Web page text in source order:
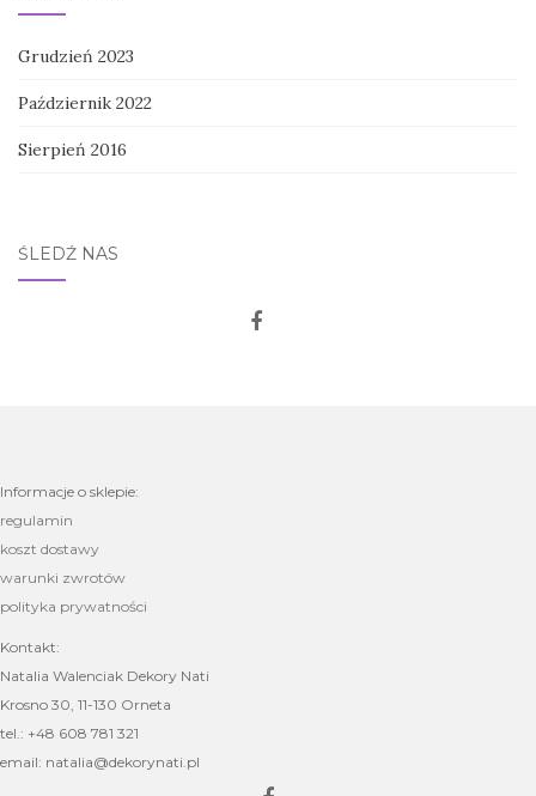
Grudzień 2023
Październik 2022
Sierpień 2016
ŚLEDŹ NAS
Informacje o sklepie:
regulamin
koszt dostawy
warunki zwrotów
polityka prywatności
Kontakt:
Natalia Walenciak Dekory Nati
Krosno 30, 11-130 Orneta
tel.: +48 608 781 321
email: natalia@dekorynati.pl